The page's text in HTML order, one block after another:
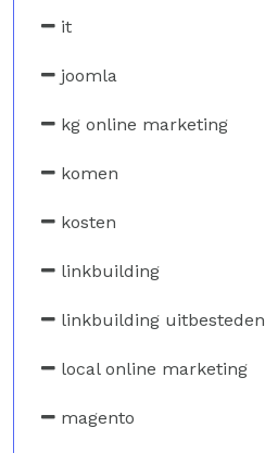
it
joomla
kg online marketing
komen
kosten
linkbuilding
linkbuilding uitbesteden
local online marketing
magento